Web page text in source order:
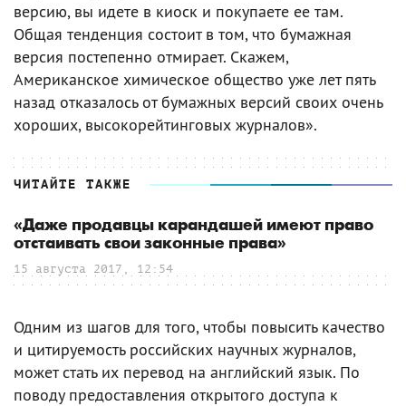
версию, вы идете в киоск и покупаете ее там.
Общая тенденция состоит в том, что бумажная
версия постепенно отмирает. Скажем,
Американское химическое общество уже лет пять
назад отказалось от бумажных версий своих очень
хороших, высокорейтинговых журналов».
ЧИТАЙТЕ ТАКЖЕ
«Даже продавцы карандашей имеют право
отстаивать свои законные права»
15 августа 2017, 12:54
Одним из шагов для того, чтобы повысить качество
и цитируемость российских научных журналов,
может стать их перевод на английский язык. По
поводу предоставления открытого доступа к